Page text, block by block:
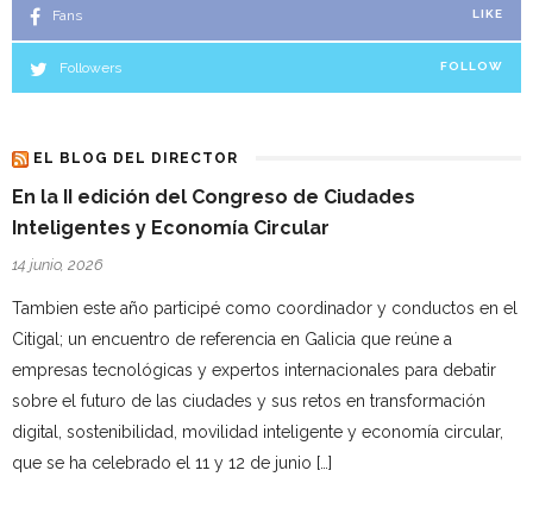
Fans LIKE
Followers FOLLOW
EL BLOG DEL DIRECTOR
En la II edición del Congreso de Ciudades
Inteligentes y Economía Circular
14 junio, 2026
Tambien este año participé como coordinador y conductos en el
Citigal; un encuentro de referencia en Galicia que reúne a
empresas tecnológicas y expertos internacionales para debatir
sobre el futuro de las ciudades y sus retos en transformación
digital, sostenibilidad, movilidad inteligente y economía circular,
que se ha celebrado el 11 y 12 de junio […]